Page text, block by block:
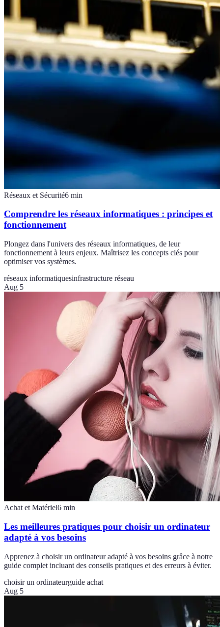
Réseaux et Sécurité6 min
Comprendre les réseaux informatiques : principes et
fonctionnement
Plongez dans l'univers des réseaux informatiques, de leur
fonctionnement à leurs enjeux. Maîtrisez les concepts clés pour
optimiser vos systèmes.
réseaux informatiquesinfrastructure réseau
Aug 5
Achat et Matériel6 min
Les meilleures pratiques pour choisir un ordinateur
adapté à vos besoins
Apprenez à choisir un ordinateur adapté à vos besoins grâce à notre
guide complet incluant des conseils pratiques et des erreurs à éviter.
choisir un ordinateurguide achat
Aug 5